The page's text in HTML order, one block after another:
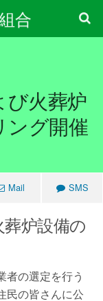
合
び火葬炉
ング開催
Mail SMS
炉設備の
者の選定を行う
民の皆さんに公